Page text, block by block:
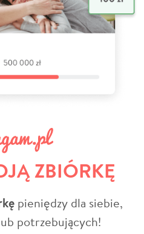
ZBIÓRKĘ
pieniędzy dla siebie,
potrzebujących!